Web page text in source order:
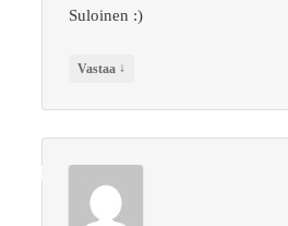
Suloinen :)
Vastaa ↓